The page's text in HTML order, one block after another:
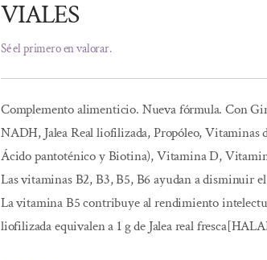
VIALES
Sé el primero en valorar.
Complemento alimenticio. Nueva fórmula. Con
NADH, Jalea Real liofilizada, Propóleo, Vitaminas
Ácido pantoténico y Biotina), Vitamina D,
Las vitaminas B2, B3, B5, B6 ayudan a disminuir
La vitamina B5 contribuye al rendimiento
liofilizada equivalen a 1 g de Jalea real